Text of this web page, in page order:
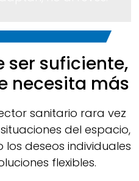
ser suficiente,
necesita más
sanitario rara vez
del espacio,
los deseos individuales
flexibles.